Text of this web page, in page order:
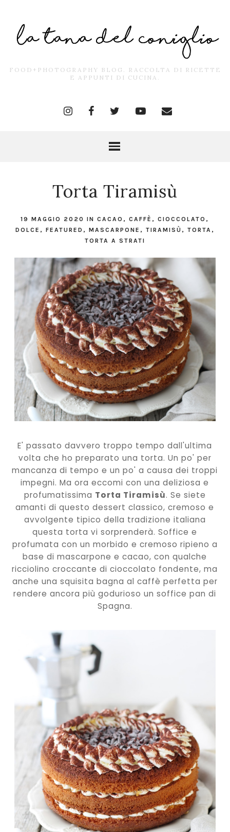
FOOD+PHOTOGRAPHY BLOG. RACCOLTA DI RICETTE
E APPUNTI DI CUCINA.
Torta Tiramisù
19 MAGGIO 2020INCACAO ,CAFFÈ ,CIOCCOLATO ,
DOLCE , FEATURED , MASCARPONE , TIRAMISÙ , TORTA ,
TORTA A STRATI
E' passato davvero troppo tempo dall'ultima
volta che ho preparato una torta. Un po' per
mancanza di tempo e un po' a causa dei troppi
impegni. Ma ora eccomi con una deliziosa e
profumatissima Torta Tiramisù. Se siete
amanti di questo dessert classico, cremoso e
avvolgente tipico della tradizione italiana
questa torta vi sorprenderà. Soffice e
profumata con un morbido e cremoso ripieno a
base di mascarpone e cacao, con qualche
ricciolino croccante di cioccolato fondente, ma
anche una squisita bagna al caffè perfetta per
rendere ancora più godurioso un soffice pan di
Spagna.